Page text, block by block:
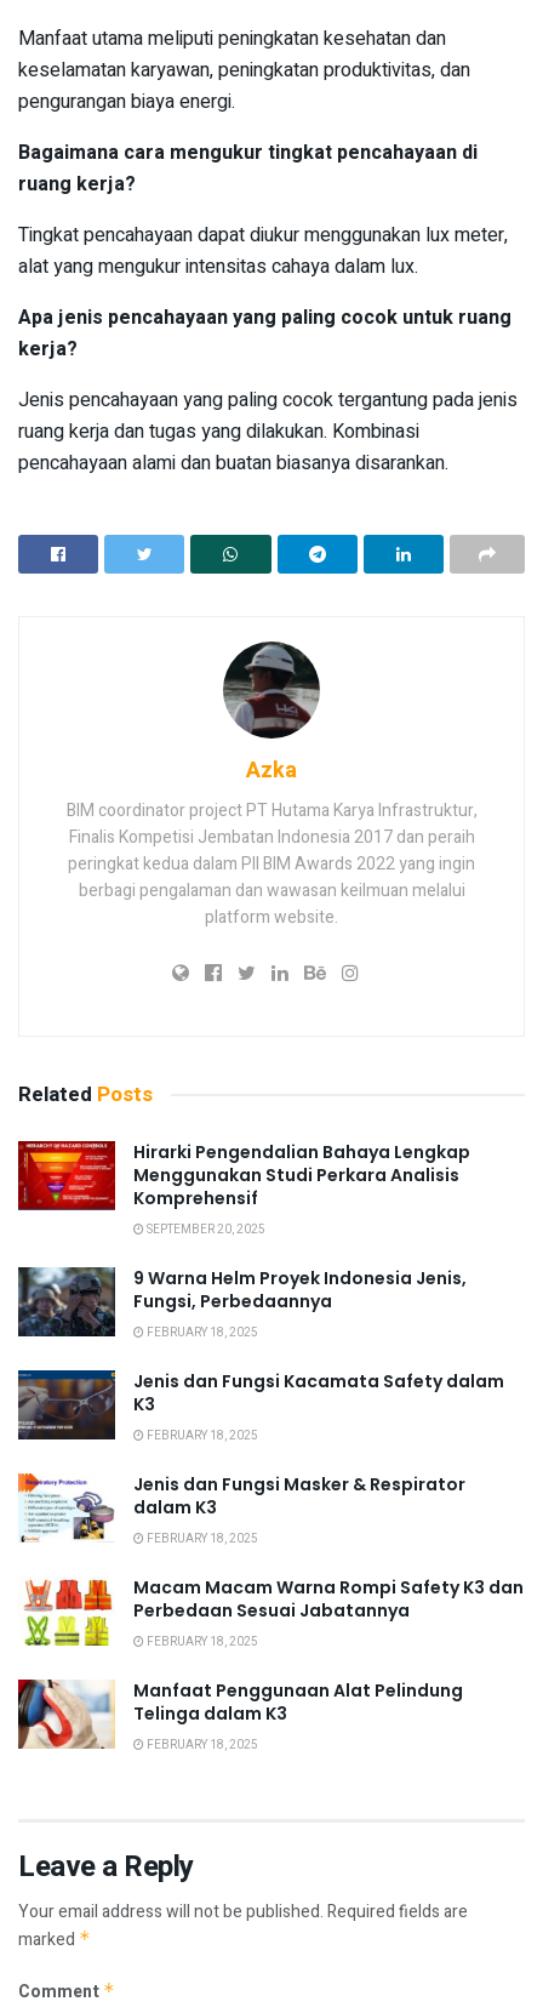
Manfaat utama meliputi peningkatan kesehatan dan
keselamatan karyawan, peningkatan produktivitas, dan
pengurangan biaya energi.
Bagaimana cara mengukur tingkat pencahayaan di
ruang kerja?
Tingkat pencahayaan dapat diukur menggunakan lux meter,
alat yang mengukur intensitas cahaya dalam lux.
Apa jenis pencahayaan yang paling cocok untuk ruang
kerja?
Jenis pencahayaan yang paling cocok tergantung pada jenis
ruang kerja dan tugas yang dilakukan. Kombinasi
pencahayaan alami dan buatan biasanya disarankan.
Azka
BIM coordinator project PT Hutama Karya Infrastruktur,
Finalis Kompetisi Jembatan Indonesia 2017 dan peraih
peringkat kedua dalam PII BIM Awards 2022 yang ingin
berbagi pengalaman dan wawasan keilmuan melalui
platform website.
Related Posts
Hirarki Pengendalian Bahaya Lengkap
Menggunakan Studi Perkara Analisis
Komprehensif
SEPTEMBER 20, 2025
9 Warna Helm Proyek Indonesia Jenis,
Fungsi, Perbedaannya
FEBRUARY 18, 2025
Jenis dan Fungsi Kacamata Safety dalam
K3
FEBRUARY 18, 2025
Jenis dan Fungsi Masker & Respirator
dalam K3
FEBRUARY 18, 2025
Macam Macam Warna Rompi Safety K3 dan
Perbedaan Sesuai Jabatannya
FEBRUARY 18, 2025
Manfaat Penggunaan Alat Pelindung
Telinga dalam K3
FEBRUARY 18, 2025
Leave a Reply
Your email address will not be published.Required fields are
marked *
Comment *